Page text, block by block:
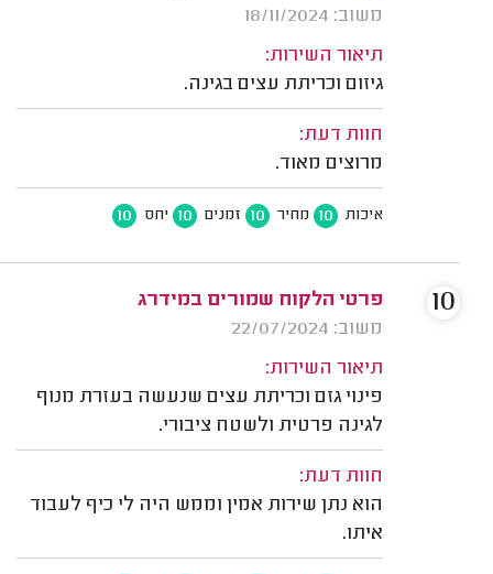
משוב: 18/11/2024
תיאור השירות:
גיזום וכריתת עצים בגינה.
חוות דעת:
מרוצים מאוד.
איכות 10 מחיר 10 זמנים 10 יחס 10
פרטי הלקוח שמורים במידרג
משוב: 22/07/2024
תיאור השירות:
פינוי גזם וכריתת עצים שנעשה בעזרת מנוף
לגינה פרטית ולשטח ציבורי.
חוות דעת:
הוא נתן שירות אמין וממש היה לי כיף לעבוד
איתו.
10